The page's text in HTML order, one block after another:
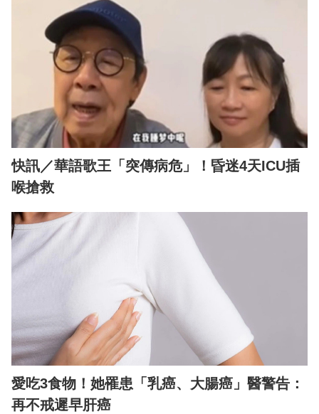
快訊／華語歌王「突傳病危」！昏迷4天ICU插
喉搶救
愛吃3食物！她罹患「乳癌、大腸癌」醫警告：
再不戒遲早肝癌